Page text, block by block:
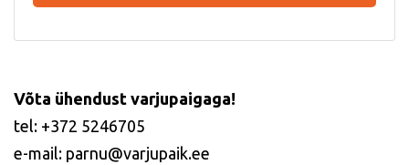
Võta ühendust varjupaigaga!
tel: +372 5246705
e-mail: parnu@varjupaik.ee